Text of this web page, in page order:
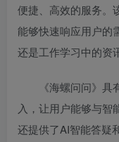
便捷、高效的服务。
能够快速响应用户的
还是工作学习中的资
《海螺问问》
入，让用户能够与智
还提供了AI智能答疑